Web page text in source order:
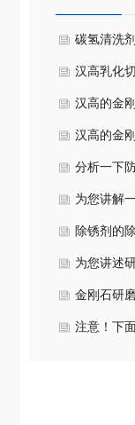
碳氢清洗
昂等？
汉高乳化
汉高的金
的减薄和
汉高的金
如何区分
分析一下
为您讲解
除锈剂的
为您讲述
金刚石研
注意！下